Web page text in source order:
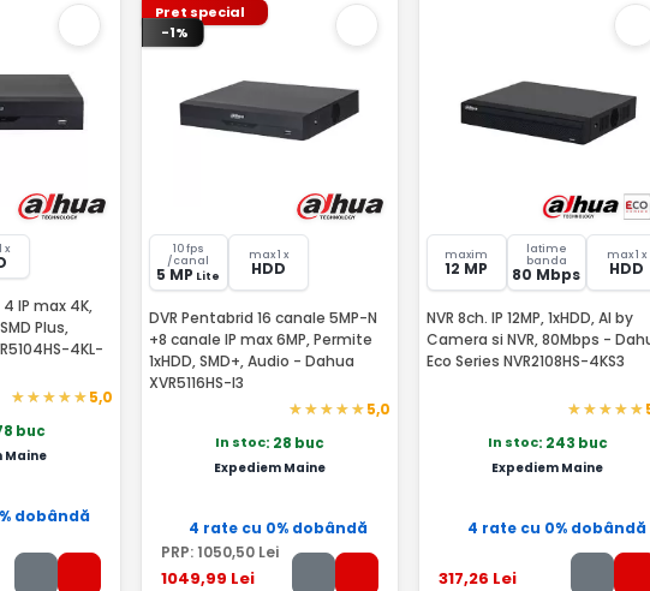
x
IP max 4K,
Plus,
4KL-
5,0
buc
Maine
dobândă
Pret special
-1%
10 fps
/canal
5 MP Lite
max 1 x
HDD
DVR Pentabrid 16 canale 5MP-N
+8 canale IP max 6MP, Permite
1xHDD, SMD+, Audio - Dahua
XVR5116HS-I3
5,0
In stoc: 28 buc
Expediem Maine
4 rate cu 0% dobândă
PRP: 1050,50Lei
1049,99 Lei
maxim
12 MP
latime
banda
80 Mbps
max 1 x
HDD
NVR 8ch. IP 12MP, 1xHDD, AI by
Camera si NVR, 80Mbps -
Eco Series NVR2108HS-4KS3
In stoc: 243 buc
Expediem Maine
4 rate cu 0% dobândă
317,26 Lei